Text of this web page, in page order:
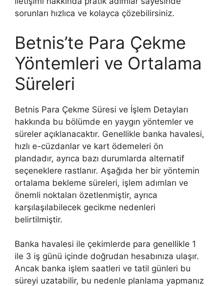
sorunları hızlıca ve kolayca çözebilirsiniz.
Betnis’te Para Çekme
Yöntemleri ve Ortalama
Süreleri
Betnis Para Çekme Süresi ve İşlem Detayları
hakkında bu bölümde en yaygın yöntemler ve
süreler açıklanacaktır. Genellikle banka havalesi,
hızlı e-cüzdanlar ve kart ödemeleri ön
plandadır, ayrıca bazı durumlarda alternatif
seçeneklere rastlanır. Aşağıda her bir yöntemin
ortalama bekleme süreleri, işlem adımları ve
önemli noktaları özetlenmiştir, ayrıca
karşılaşılabilecek gecikme nedenleri
belirtilmiştir.
Banka havalesi ile çekimlerde para genellikle 1
ile 3 iş günü içinde doğrudan hesabınıza ulaşır.
Ancak banka işlem saatleri ve tatil günleri bu
süreyi uzatabilir, bu nedenle planlama yapmanız